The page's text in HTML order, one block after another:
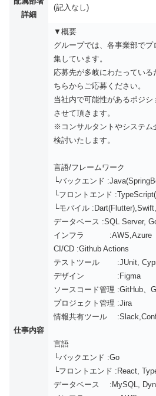
詳細
(記入なし)
仕事内容
▼概要
グループでは、各事業部で
集しています。
応募先が多岐にわたってい
ちらからご応募ください。
当社内で可能性があるポジ
させて頂きます。
※コンサルタントやシステム
検討いたします。
言語/フレームワーク
└バックエンド
└フロントエンド
└モバイル
データベース :SQL Server,
インフラ :AWS,Azure
CI/CD :Github Actions
テストツール :JUnit,
デザイン :Figma
ソースコード管理 :GitHub、
プロジェクト管理 :Jira
情報共有ツール
言語
└バックエンド :Go
└フロントエンド :React,
データベース :MySQL,